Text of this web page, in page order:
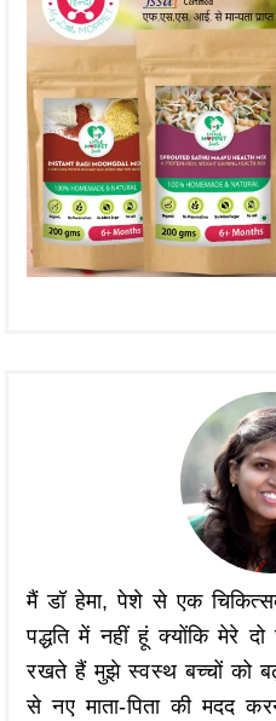
मैं डॉ हेमा, पेशे से एक
पद्धति में नहीं हूं क्योंकि मेरे
रखते हैं मुझे स्वस्थ बच्चों को
से नए माता-पिता की मदद